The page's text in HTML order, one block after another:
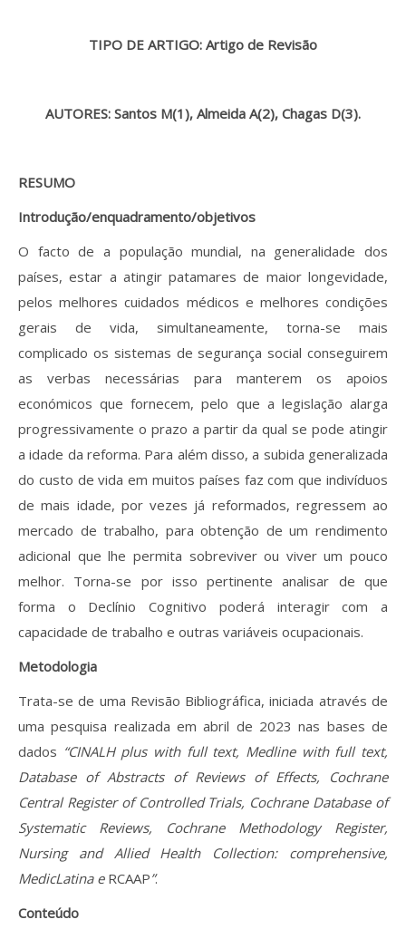
Candidatura a revisor
Revistas previamente publicadas
Informações adicionais
Estatísticas da Revista
Ficha técnica
TIPO DE ARTIGO: Artigo de Revisão
AUTORES: Santos M(1), Almeida A(2), Chagas D(3).
RESUMO
Introdução/enquadramento/objetivos
O facto de a população mundial, na generalidade dos
países, estar a atingir patamares de maior longevidade,
pelos melhores cuidados médicos e melhores condições
gerais de vida, simultaneamente, torna-se mais
complicado os sistemas de segurança social conseguirem
as verbas necessárias para manterem os apoios
económicos que fornecem, pelo que a legislação alarga
progressivamente o prazo a partir da qual se pode atingir
a idade da reforma. Para além disso, a subida generalizada
do custo de vida em muitos países faz com que indivíduos
de mais idade, por vezes já reformados, regressem ao
mercado de trabalho, para obtenção de um rendimento
adicional que lhe permita sobreviver ou viver um pouco
melhor. Torna-se por isso pertinente analisar de que
forma o Declínio Cognitivo poderá interagir com a
capacidade de trabalho e outras variáveis ocupacionais.
Metodologia
Trata-se de uma Revisão Bibliográfica, iniciada através de
uma pesquisa realizada em abril de 2023 nas bases de
dados “CINALH plus with full text, Medline with full text,
Database of Abstracts of Reviews of Effects, Cochrane
Central Register of Controlled Trials, Cochrane Database of
Systematic Reviews, Cochrane Methodology Register,
Nursing and Allied Health Collection: comprehensive,
MedicLatina e RCAAP”.
Conteúdo